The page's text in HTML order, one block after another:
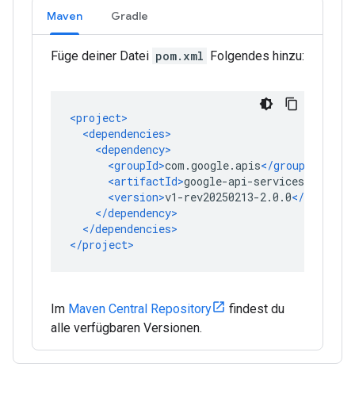
Maven Gradle
Füge deiner Datei pom.xml Folgendes hinzu:
Im Maven Central Repository
findest du
alle verfügbaren Versionen.